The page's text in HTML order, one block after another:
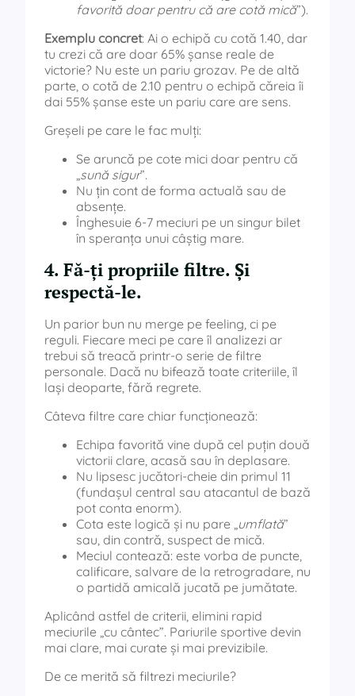
favorită doar pentru că are cotă mică”).
Exemplu concret: Ai o echipă cu cotă 1.40, dar
tu crezi că are doar 65% șanse reale de
victorie? Nu este un pariu grozav. Pe de altă
parte, o cotă de 2.10 pentru o echipă căreia îi
dai 55% șanse este un pariu care are sens.
Greșeli pe care le fac mulți:
Se aruncă pe cote mici doar pentru că
„sună sigur”.
Nu țin cont de forma actuală sau de
absențe.
Înghesuie 6-7 meciuri pe un singur bilet
în speranța unui câștig mare.
4. Fă-ți propriile filtre. Și
respectă-le.
Un parior bun nu merge pe feeling, ci pe
reguli. Fiecare meci pe care îl analizezi ar
trebui să treacă printr-o serie de filtre
personale. Dacă nu bifează toate criteriile, îl
lași deoparte, fără regrete.
Câteva filtre care chiar funcționează:
Echipa favorită vine după cel puțin două
victorii clare, acasă sau în deplasare.
Nu lipsesc jucători-cheie din primul 11
(fundașul central sau atacantul de bază
pot conta enorm).
Cota este logică și nu pare „umflată”
sau, din contră, suspect de mică.
Meciul contează: este vorba de puncte,
calificare, salvare de la retrogradare, nu
o partidă amicală jucată pe jumătate.
Aplicând astfel de criterii, elimini rapid
meciurile „cu cântec”. Pariurile sportive devin
mai clare, mai curate și mai previzibile.
De ce merită să filtrezi meciurile?